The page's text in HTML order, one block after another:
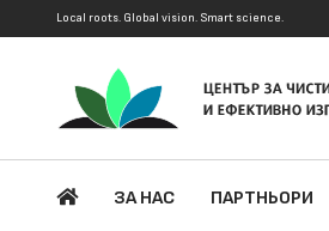
Local roots. Global vision. Smart science.
ЗА НАС ПАРТНЬОРИ